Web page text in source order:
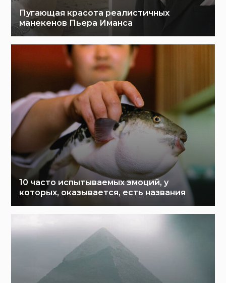
Пугающая красота реалистичных
манекенов Пьера Иманса
10 часто испытываемых эмоций, у
которых, оказывается, есть названия